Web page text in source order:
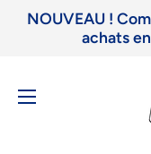
Ignorer et passer
NOUVEAU !
achats